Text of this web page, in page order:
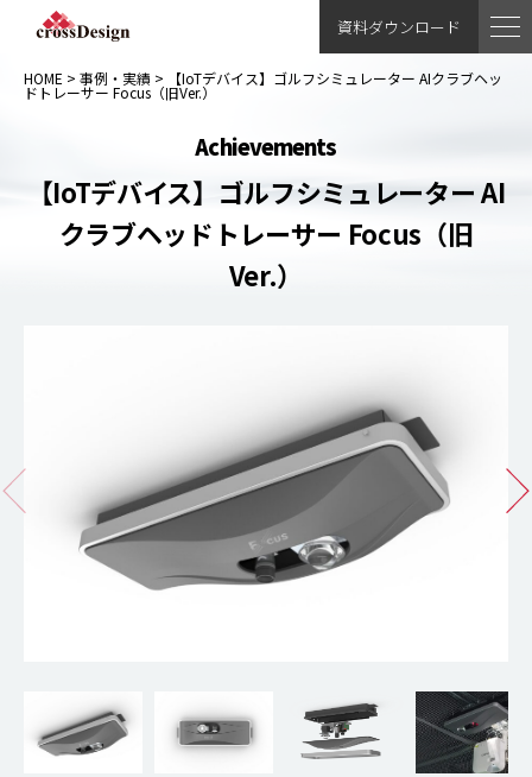
資料ダウンロード
HOME > 事例・実績 > 【IoTデバイス】ゴルフシミュレーター AIクラブヘッ
ドトレーサー Focus（旧Ver.）
Achievements
【IoTデバイス】ゴルフシミュレーター AI
クラブヘッドトレーサー Focus（旧
Ver.）